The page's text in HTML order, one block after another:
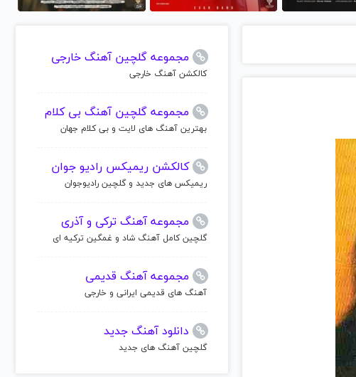
مجموعه گلچین آهنگ خارجی
کالکشن آهنگ خارجی
مجموعه گلچین آهنگ بی کلام
بهترین آهنگ های لایت و بی کلام جهان
کالکشن ریمیکس رادیو جوان
ریمیکس های جدید و گلچین رادیوجوان
مجموعه آهنگ ترکی و آذری
گلچین کامل آهنگ شاد و غمگین ترکیه ای
مجموعه آهنگ قدیمی
آهنگ های قدیمی ایرانی و خارجی
دانلود آهنگ جدید
گلچین آهنگ های جدید